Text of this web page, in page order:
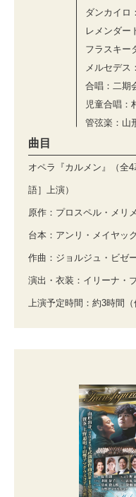
ダンカイロ
レメンダー
フラスキー
メルセデス
合唱：二期
児童合唱：
管弦楽：山
曲目
オペラ『カルメン』（全
語］上演）
原作：プロスペル・メリ
台本：アンリ・メイヤッ
作曲：ジョルジュ・ビゼ
演出・衣装：イリーナ・
上演予定時間：約3時間（